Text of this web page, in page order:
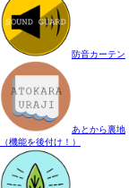
防音カーテン
あとから裏地
（機能を後付け！）